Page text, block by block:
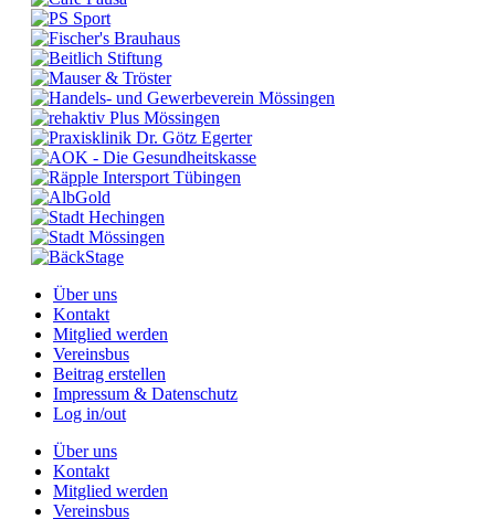
Über uns
Kontakt
Mitglied werden
Vereinsbus
Beitrag erstellen
Impressum & Datenschutz
Log in/out
Über uns
Kontakt
Mitglied werden
Vereinsbus